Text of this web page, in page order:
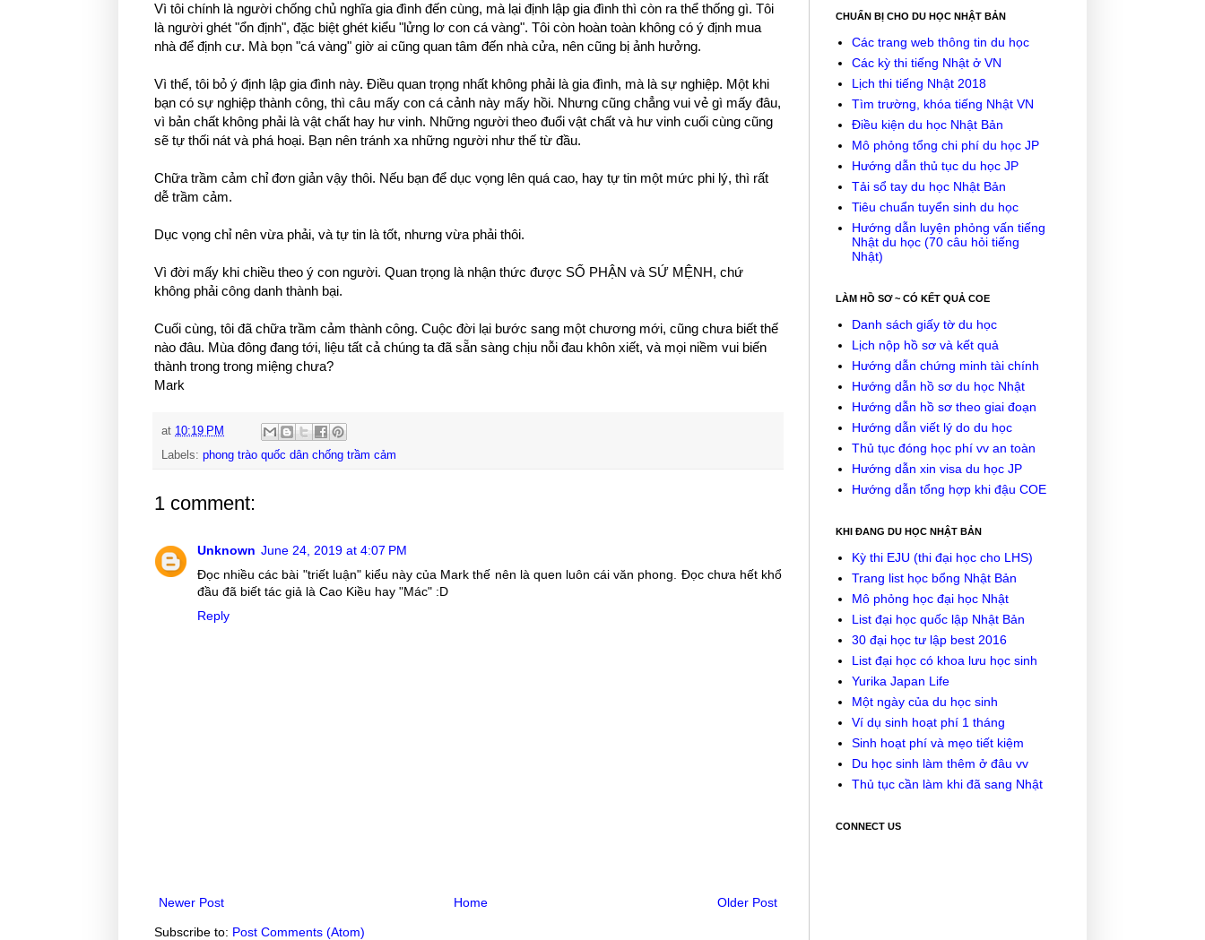
Vì tôi chính là người chống chủ nghĩa gia đình đến cùng, mà lại định lập gia đình thì còn ra thể thống gì. Tôi
là người ghét "ổn định", đặc biệt ghét kiểu "lửng lơ con cá vàng". Tôi còn hoàn toàn không có ý định mua
nhà để định cư. Mà bọn "cá vàng" giờ ai cũng quan tâm đến nhà cửa, nên cũng bị ảnh hưởng.
Vì thế, tôi bỏ ý định lập gia đình này. Điều quan trọng nhất không phải là gia đình, mà là sự nghiệp. Một khi
bạn có sự nghiệp thành công, thì câu mấy con cá cảnh này mấy hồi. Nhưng cũng chẳng vui vẻ gì mấy đâu,
vì bản chất không phải là vật chất hay hư vinh. Những người theo đuổi vật chất và hư vinh cuối cùng cũng
sẽ tự thối nát và phá hoại. Bạn nên tránh xa những người như thế từ đầu.
Chữa trầm cảm chỉ đơn giản vậy thôi. Nếu bạn để dục vọng lên quá cao, hay tự tin một mức phi lý, thì rất
dễ trầm cảm.
Dục vọng chỉ nên vừa phải, và tự tin là tốt, nhưng vừa phải thôi.
Vì đời mấy khi chiều theo ý con người. Quan trọng là nhận thức được SỐ PHẬN và SỨ MỆNH, chứ
không phải công danh thành bại.
Cuối cùng, tôi đã chữa trầm cảm thành công. Cuộc đời lại bước sang một chương mới, cũng chưa biết thế
nào đâu. Mùa đông đang tới, liệu tất cả chúng ta đã sẵn sàng chịu nỗi đau khôn xiết, và mọi niềm vui biến
thành trong trong miệng chưa?
Mark
at 10:19 PM
Labels: phong trào quốc dân chống trầm cảm
1 comment:
Unknown June 24, 2019 at 4:07 PM
Đọc nhiều các bài "triết luận" kiểu này của Mark thế nên là quen luôn cái văn phong. Đọc chưa hết khổ
đầu đã biết tác giả là Cao Kiều hay "Mác" :D
Reply
Newer Post Older Post
Home
Subscribe to: Post Comments (Atom)
CHUẨN BỊ CHO DU HỌC NHẬT BẢN
Các trang web thông tin du học
Các kỳ thi tiếng Nhật ở VN
Lịch thi tiếng Nhật 2018
Tìm trường, khóa tiếng Nhật VN
Điều kiện du học Nhật Bản
Mô phỏng tổng chi phí du học JP
Hướng dẫn thủ tục du học JP
Tải sổ tay du học Nhật Bản
Tiêu chuẩn tuyển sinh du học
Hướng dẫn luyện phỏng vấn tiếng
Nhật du học (70 câu hỏi tiếng
Nhật)
LÀM HỒ SƠ ~ CÓ KẾT QUẢ COE
Danh sách giấy tờ du học
Lịch nộp hồ sơ và kết quả
Hướng dẫn chứng minh tài chính
Hướng dẫn hồ sơ du học Nhật
Hướng dẫn hồ sơ theo giai đoạn
Hướng dẫn viết lý do du học
Thủ tục đóng học phí vv an toàn
Hướng dẫn xin visa du học JP
Hướng dẫn tổng hợp khi đậu COE
KHI ĐANG DU HỌC NHẬT BẢN
Kỳ thi EJU (thi đại học cho LHS)
Trang list học bổng Nhật Bản
Mô phỏng học đại học Nhật
List đại học quốc lập Nhật Bản
30 đại học tư lập best 2016
List đại học có khoa lưu học sinh
Yurika Japan Life
Một ngày của du học sinh
Ví dụ sinh hoạt phí 1 tháng
Sinh hoạt phí và mẹo tiết kiệm
Du học sinh làm thêm ở đâu vv
Thủ tục cần làm khi đã sang Nhật
CONNECT US